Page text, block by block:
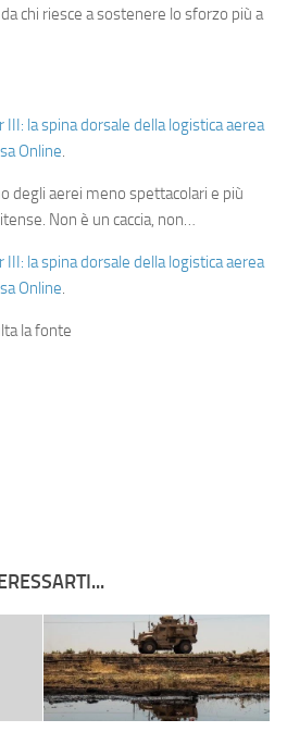
chi riesce a sostenere lo sforzo più a
la spina dorsale della logistica aerea
Online.
degli aerei meno spettacolari e più
Non è un caccia, non…
la spina dorsale della logistica aerea
Online.
la fonte